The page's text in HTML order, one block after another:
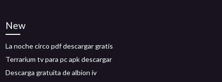
New
La noche circo pdf descargar gratis
Terrarium tv para pc apk descargar
Descarga gratuita de albion iv